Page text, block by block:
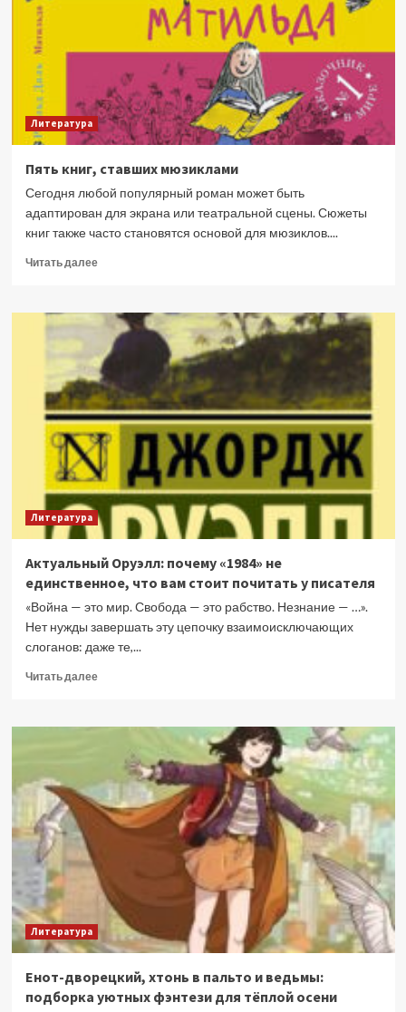
литературы
Литература
Пять книг, ставших мюзиклами
Сегодня любой популярный роман может быть
адаптирован для экрана или театральной сцены. Сюжеты
книг также часто становятся основой для мюзиклов....
Читать далееПрочитать
Пять
книг,
ставших
мюзиклами
Литература
Актуальный Оруэлл: почему «1984» не
единственное, что вам стоит почитать у писателя
«Война — это мир. Свобода — это рабство. Незнание — …».
Нет нужды завершать эту цепочку взаимоисключающих
слоганов: даже те,...
Читать далееПрочитать
Актуальный
почему
«1984»
единственное,
что
почитать
у
писателя
Литература
Енот-дворецкий, хтонь в пальто и ведьмы:
подборка уютных фэнтези для тёплой осени